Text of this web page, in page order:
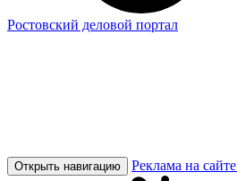
Ростовский деловой портал
Открыть навигацию Реклама на сайте